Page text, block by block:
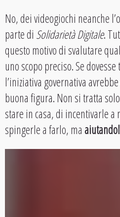
No, dei videogiochi neanche
parte di Solidarietà Digitale.
questo motivo di svalutare
uno scopo preciso. Se
l’iniziativa governativa
buona figura. Non si tratta
stare in casa, di incentivarle a
spingerle a farlo, ma